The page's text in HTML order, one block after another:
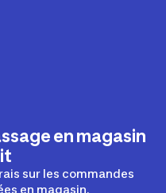
en magasin
sur les commandes
en magasin.